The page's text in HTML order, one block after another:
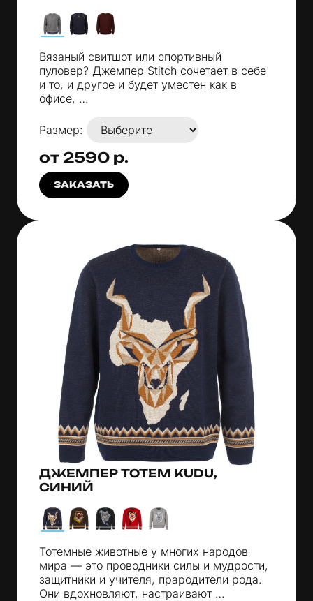
Вязаный свитшот или спортивный
пуловер? Джемпер Stitch сочетает в себе
и то, и другое и будет уместен как в
офисе, …
Размер:
от 2590 р.
ЗАКАЗАТЬ
ДЖЕМПЕР TOTEM KUDU,
СИНИЙ
Тотемные животные у многих народов
мира — это проводники силы и мудрости,
защитники и учителя, прародители рода.
Они вдохновляют, настраивают …